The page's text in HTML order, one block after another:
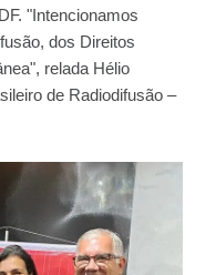
"Intencionamos
dos Direitos
relada Hélio
de Radiodifusão –